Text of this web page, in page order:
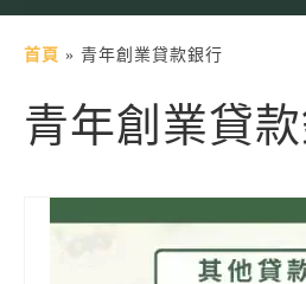
土地貸款
房屋貸款
信用貸款
代書貸款
首頁 » 青年創業貸款銀行
青年創業貸